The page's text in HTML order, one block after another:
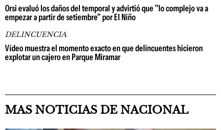
Orsi evaluó los daños del temporal y advirtió que "lo complejo va a
empezar a partir de setiembre" por El Niño
DELINCUENCIA
Video muestra el momento exacto en que delincuentes hicieron
explotar un cajero en Parque Miramar
MAS NOTICIAS DE NACIONAL